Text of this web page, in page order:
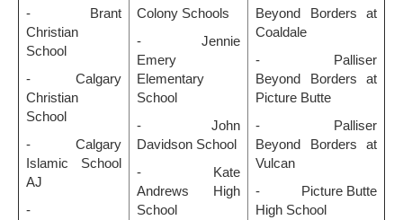
- Brant
Christian
School
- Calgary
Christian
School
- Calgary
Islamic School
AJ
-
Colony Schools
- Jennie
Emery
Elementary
School
- John
Davidson School
- Kate
Andrews High
School
Beyond Borders at
Coaldale
- Palliser
Beyond Borders at
Picture Butte
- Palliser
Beyond Borders at
Vulcan
- Picture Butte
High School